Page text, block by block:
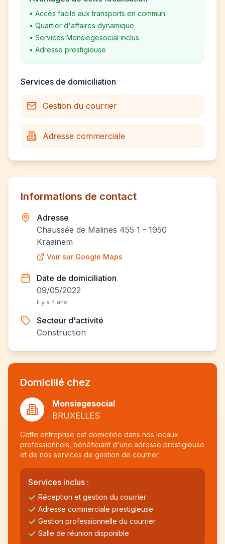
• Accès facile aux transports en commun
• Quartier d'affaires dynamique
• Services Monsiegesocial inclus
• Adresse prestigieuse
Services de domiciliation
Gestion du courrier
Adresse commerciale
Informations de contact
Adresse
Chaussée de Malines 455 1 - 1950
Kraainem
Voir sur Google Maps
Date de domiciliation
09/05/2022
Il y a 4 ans
Secteur d'activité
Construction
Domicilié chez
Monsiegesocial
BRUXELLES
Cette entreprise est domiciliée dans nos locaux
professionnels, bénéficiant d'une adresse prestigieuse
et de nos services de gestion de courrier.
Services inclus :
Réception et gestion du courrier
Adresse commerciale prestigieuse
Gestion professionnelle du courrier
Salle de réunion disponible